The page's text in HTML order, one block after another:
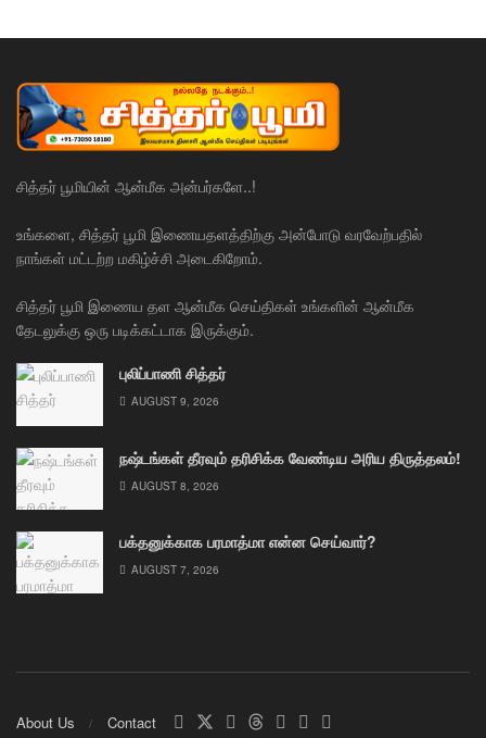
சித்தர் பூமியின் ஆன்மீக அன்பர்களே..!
உங்களை, சித்தர் பூமி இணையதளத்திற்கு அன்போடு வரவேற்பதில்
நாங்கள் மட்டற்ற மகிழ்ச்சி அடைகிறோம்.
சித்தர் பூமி இணைய தள ஆன்மீக செய்திகள் உங்களின் ஆன்மீக
தேடலுக்கு ஒரு படிக்கட்டாக இருக்கும்.
புலிப்பாணி சித்தர்
AUGUST 9, 2026
நஷ்டங்கள் தீரவும் தரிசிக்க வேண்டிய அரிய திருத்தலம்!
AUGUST 8, 2026
பக்தனுக்காக பரமாத்மா என்ன செய்வார்?
AUGUST 7, 2026
About Us Contact